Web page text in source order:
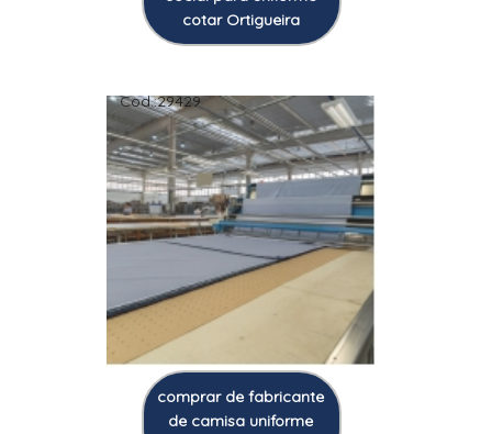
cotar Ortigueira
Cod.:29429
comprar de fabricante
de camisa uniforme